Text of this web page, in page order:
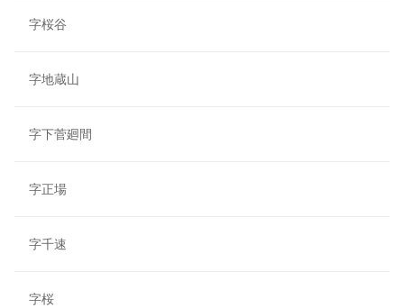
字桜谷
字地蔵山
字下菅廻間
字正場
字千速
字桜